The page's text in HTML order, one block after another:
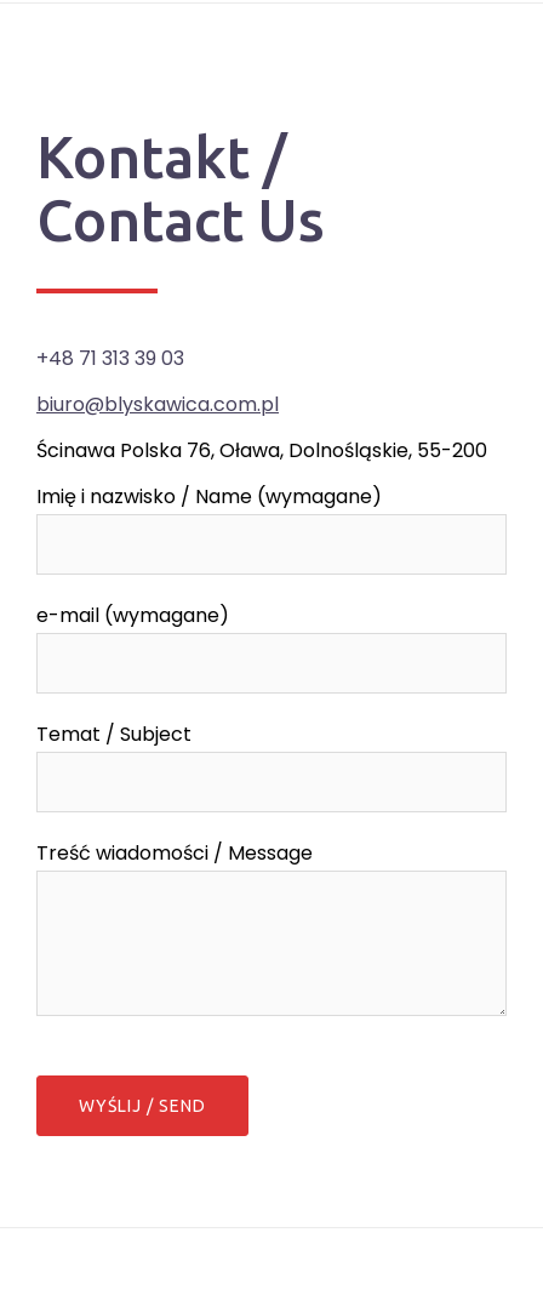
Kontakt /
Contact Us
+48 71 313 39 03
biuro@blyskawica.com.pl
Ścinawa Polska 76, Oława, Dolnośląskie, 55-200
Imię i nazwisko / Name (wymagane)
e-mail (wymagane)
Temat / Subject
Treść wiadomości / Message